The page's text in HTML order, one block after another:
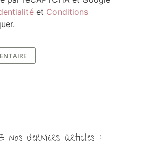
et Conditions
nos derniers articles :